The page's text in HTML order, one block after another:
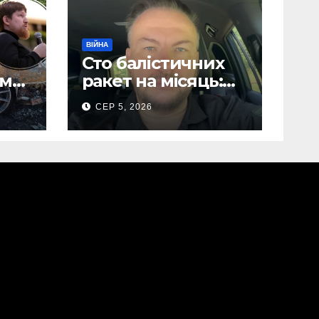
ВІЙНА
Сто балістичних
ракет на місяць:
Сергій “Флеш”
закликав українців
готуватися до
СЕР 5, 2026